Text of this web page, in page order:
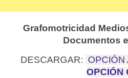
Grafomotricidad
Documentos
DESCARGAR: OPCIÓN
OPCIÓN